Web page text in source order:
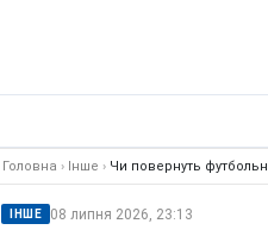
Головна › Інше › Чи повернуть
ІНШЕ 08 липня 2026, 23:13